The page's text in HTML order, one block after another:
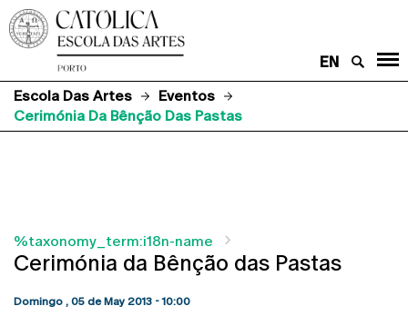
EN
Escola Das Artes
Eventos
Cerimónia Da Bênção Das Pastas
%taxonomy_term:i18n-name
Cerimónia da Bênção das Pastas
Domingo , 05 de May 2013 - 10:00